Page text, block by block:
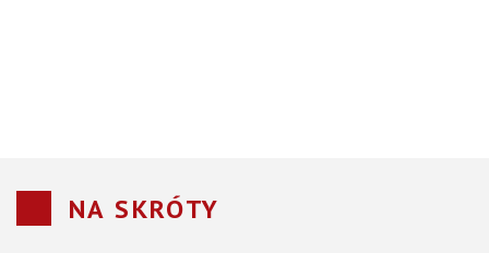
NA SKRÓTY